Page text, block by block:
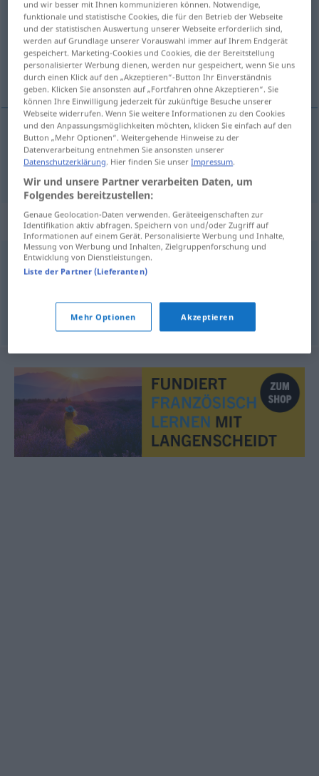
Übersicht aller Übersetzungen
(Für mehr Details die Übersetzung anklicken/antippen)
bruyant
bruyant lärmend
Synonyme für "lärmend"
geräuschvoll,ohrenbetäubend
© OpenThesaurus.de
und wir besser mit Ihnen kommunizieren können. Notwendige,
funktionale und statistische Cookies, die für den Betrieb der Webseite
und der statistischen Auswertung unserer Webseite erforderlich sind,
werden auf Grundlage unserer Vorauswahl immer auf Ihrem Endgerät
gespeichert. Marketing-Cookies und Cookies, die der Bereitstellung
personalisierter Werbung dienen, werden nur gespeichert, wenn Sie uns
durch einen Klick auf den „Akzeptieren“-Button Ihr Einverständnis
geben. Klicken Sie ansonsten auf „Fortfahren ohne Akzeptieren“. Sie
können Ihre Einwilligung jederzeit für zukünftige Besuche unserer
Webseite widerrufen. Wenn Sie weitere Informationen zu den Cookies
und den Anpassungsmöglichkeiten möchten, klicken Sie einfach auf den
Button „Mehr Optionen“. Weitergehende Hinweise zu der
Datenverarbeitung entnehmen Sie ansonsten unserer
Datenschutzerklärung . Hier finden Sie unserImpressum
Wir und unsere Partner verarbeiten Daten, um
Folgendes bereitzustellen:
Genaue Geolocation-Daten verwenden. Geräteeigenschaften zur
Identifikation aktiv abfragen. Speichern von und/oder Zugriff auf
Informationen auf einem Gerät. Personalisierte Werbung und Inhalte,
Messung von Werbung und Inhalten, Zielgruppenforschung und
Entwicklung von Dienstleistungen.
Liste der Partner (Lieferanten)
Mehr Optionen Akzeptieren